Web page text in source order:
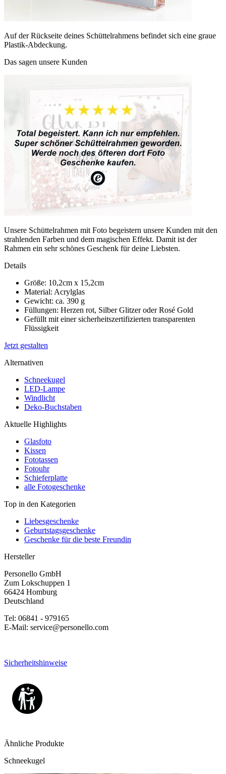
Auf der Rückseite deines Schüttelrahmens befindet sich eine graue
Plastik-Abdeckung.
Das sagen unsere Kunden
Unsere Schüttelrahmen mit Foto begeistern unsere Kunden mit den
strahlenden Farben und dem magischen Effekt. Damit ist der
Rahmen ein sehr schönes Geschenk für deine Liebsten.
Details
Größe: 10,2cm x 15,2cm
Material: Acrylglas
Gewicht: ca. 390 g
Füllungen: Herzen rot, Silber Glitzer oder Rosé Gold
Gefüllt mit einer sicherheitszertifizierten transparenten
Flüssigkeit
Jetzt gestalten
Alternativen
Schneekugel
LED-Lampe
Windlicht
Deko-Buchstaben
Aktuelle Highlights
Glasfoto
Kissen
Fototassen
Fotouhr
Schieferplatte
alle Fotogeschenke
Top in den Kategorien
Liebesgeschenke
Geburtstagsgeschenke
Geschenke für die beste Freundin
Hersteller
Personello GmbH
Zum Lokschuppen 1
66424 Homburg
Deutschland
Tel: 06841 - 979165
E-Mail: service@personello.com
Sicherheitshinweise
Ähnliche Produkte
Schneekugel